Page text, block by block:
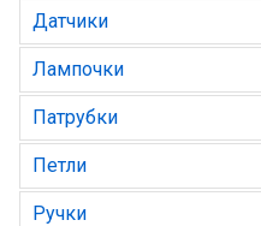
Датчики
Лампочки
Патрубки
Петли
Ручки